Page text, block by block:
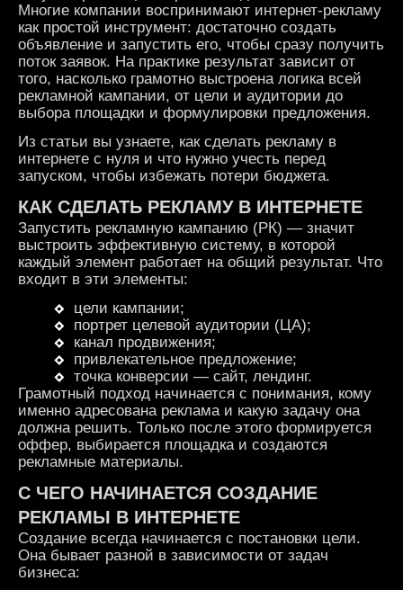
Многие компании воспринимают интернет-рекламу
как простой инструмент: достаточно создать
объявление и запустить его, чтобы сразу получить
поток заявок. На практике результат зависит от
того, насколько грамотно выстроена логика всей
рекламной кампании, от цели и аудитории до
выбора площадки и формулировки предложения.
Из статьи вы узнаете, как сделать рекламу в
интернете с нуля и что нужно учесть перед
запуском, чтобы избежать потери бюджета.
КАК СДЕЛАТЬ РЕКЛАМУ В ИНТЕРНЕТЕ
Запустить рекламную кампанию (РК) — значит
выстроить эффективную систему, в которой
каждый элемент работает на общий результат. Что
входит в эти элементы:
цели кампании;
портрет целевой аудитории (ЦА);
канал продвижения;
привлекательное предложение;
точка конверсии — сайт, лендинг.
Грамотный подход начинается с понимания, кому
именно адресована реклама и какую задачу она
должна решить. Только после этого формируется
оффер, выбирается площадка и создаются
рекламные материалы.
С ЧЕГО НАЧИНАЕТСЯ СОЗДАНИЕ
РЕКЛАМЫ В ИНТЕРНЕТЕ
Создание всегда начинается с постановки цели.
Она бывает разной в зависимости от задач
бизнеса: